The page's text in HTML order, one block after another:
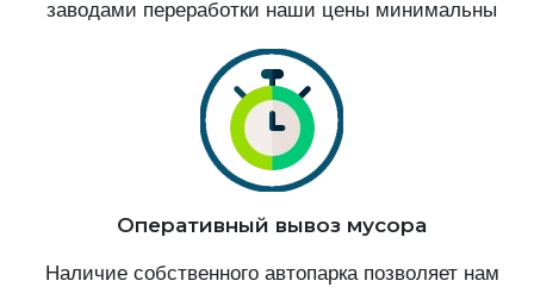
заводами переработки наши цены минимальны
Оперативный вывоз мусора
Наличие собственного автопарка позволяет нам